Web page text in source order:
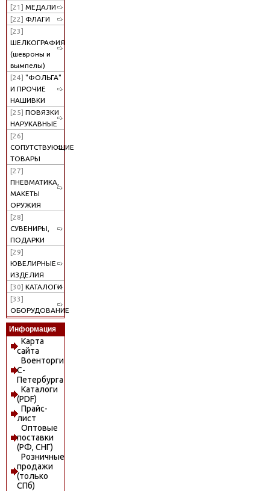
[21] МЕДАЛИ
[22] ФЛАГИ
[23]
ШЕЛКОГРАФИЯ
(шевроны и
вымпелы)
[24] "ФОЛЬГА"
И ПРОЧИЕ
НАШИВКИ
[25] ПОВЯЗКИ
НАРУКАВНЫЕ
[26]
СОПУТСТВУЮЩИЕ
ТОВАРЫ
[27]
ПНЕВМАТИКА,
МАКЕТЫ
ОРУЖИЯ
[28]
СУВЕНИРЫ,
ПОДАРКИ
[29]
ЮВЕЛИРНЫЕ
ИЗДЕЛИЯ
[30] КАТАЛОГИ
[33]
ОБОРУДОВАНИЕ
Информация
Карта
сайта
Военторги
С-
Петербурга
Каталоги
(PDF)
Прайс-
лист
Оптовые
поставки
(РФ, СНГ)
Розничные
продажи
(только
СПб)